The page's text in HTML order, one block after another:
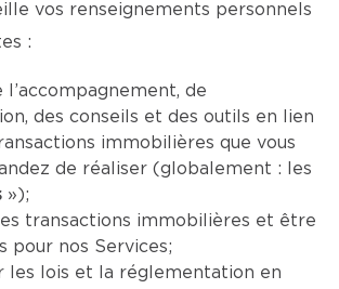
vos renseignements personnels
:
l’accompagnement, de
des conseils et des outils en lien
immobilières que vous
de réaliser (globalement : les
»);
transactions immobilières et être
pour nos Services;
les lois et la réglementation en